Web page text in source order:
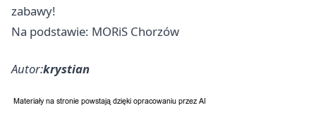
zabawy!
Na podstawie: MORiS Chorzów
Autor:krystian